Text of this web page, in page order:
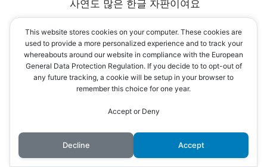
사연도 많은 한글 자판이여요
여러가지 방식이 있었지만
현재는 2벌식 쿼티 자판으로 평정됐어요
This website stores cookies on your computer. These cookies are
used to provide a more personalized experience and to track your
whereabouts around our website in compliance with the European
General Data Protection Regulation. If you decide to to opt-out of
any future tracking, a cookie will be setup in your browser to
remember this choice for one year.
Accept or Deny
Decline Accept